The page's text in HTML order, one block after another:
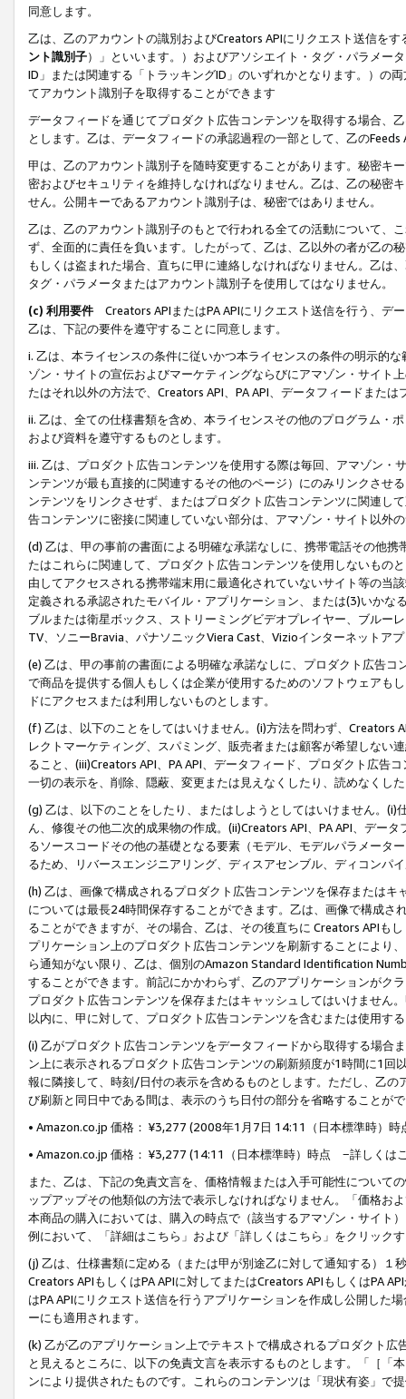
同意します。
乙は、乙のアカウントの識別およびCreators APIにリクエスト送信を
ント識別子）」といいます。）およびアソシエイト・タグ・パラメー
ID」または関連する「トラッキングID」のいずれかとなります。）の
てアカウント識別子を取得することができます
データフィードを通じてプロダクト広告コンテンツを取得する場合、
とします。乙は、データフィードの承認過程の一部として、乙の
甲は、乙のアカウント識別子を随時変更することがあります。秘密キ
密およびセキュリティを維持しなければなりません。乙は、乙の秘密
せん。公開キーであるアカウント識別子は、秘密ではありません。
乙は、乙のアカウント識別子のもとで行われる全ての活動について、
ず、全面的に責任を負います。したがって、乙は、乙以外の者が乙の
もしくは盗まれた場合、直ちに甲に連絡しなければなりません。乙は
タグ・パラメータまたはアカウント識別子を使用してはなりません。
(c) 利用要件 Creators APIまたはPA APIにリクエスト送信を行う、デ
乙は、下記の要件を遵守することに同意します。
i. 乙は、本ライセンスの条件に従いかつ本ライセンスの条件の明示的
ゾン・サイトの宣伝およびマーケティングならびにアマゾン・サイト
たはそれ以外の方法で、Creators API、PA API、データフィードまた
ii. 乙は、全ての仕様書類を含め、本ライセンスその他のプログラム・
および資料を遵守するものとします。
iii. 乙は、プロダクト広告コンテンツを使用する際は毎回、アマゾン
ンテンツが最も直接的に関連するその他のページ）にのみリンクさせ
ンテンツをリンクさせず、またはプロダクト広告コンテンツに関連し
告コンテンツに密接に関連していない部分は、アマゾン・サイト以外
(d) 乙は、甲の事前の書面による明確な承諾なしに、携帯電話その他
たはこれらに関連して、プロダクト広告コンテンツを使用しないもの
由してアクセスされる携帯端末用に最適化されていないサイト等の当
定義される承認されたモバイル・アプリケーション、または(3)いか
ブルまたは衛星ボックス、ストリーミングビデオプレイヤー、ブルー
TV、ソニーBravia、パナソニックViera Cast、Vizioインターネットア
(e) 乙は、甲の事前の書面による明確な承諾なしに、プロダクト広告
で商品を提供する個人もしくは企業が使用するためのソフトウェアも
ドにアクセスまたは利用しないものとします。
(f) 乙は、以下のことをしてはいけません。(i)方法を問わず、Creators
レクトマーケティング、スパミング、販売者または顧客が希望しない
ること、(iii)Creators API、PA API、データフィード、プロダクト広告
一切の表示を、削除、隠蔽、変更または見えなくしたり、読めなくし
(g) 乙は、以下のことをしたり、またはしようとしてはいけません。
ん、修復その他二次的成果物の作成。(ii)Creators API、PA API、デー
るソースコードその他の基礎となる要素（モデル、モデルパラメータ
るため、リバースエンジニアリング、ディスアセンブル、ディコンパ
(h) 乙は、画像で構成されるプロダクト広告コンテンツを保存または
については最長24時間保存することができます。乙は、画像で構成
ることができますが、その場合、乙は、その後直ちに Creators APIも
プリケーション上のプロダクト広告コンテンツを刷新することにより
ら通知がない限り、乙は、個別のAmazon Standard Identification
することができます。前記にかかわらず、乙のアプリケーションがク
プロダクト広告コンテンツを保存またはキャッシュしてはいけません
以内に、甲に対して、プロダクト広告コンテンツを含むまたは使用す
(i) 乙がプロダクト広告コンテンツをデータフィードから取得する場合
ン上に表示されるプロダクト広告コンテンツの刷新頻度が1時間に1
報に隣接して、時刻/日付の表示を含めるものとします。ただし、乙
び刷新と同日中である間は、表示のうち日付の部分を省略することが
• Amazon.co.jp 価格： ¥3,277 (2008年1月7日 14:11（日本標準時）
• Amazon.co.jp 価格： ¥3,277 (14:11（日本標準時）時点 −詳しくは
また、乙は、下記の免責文言を、価格情報または入手可能性について
ップアップその他類似の方法で表示しなければなりません。「価格
本商品の購入においては、購入の時点で（該当するアマゾン・サイト
例において、「詳細はこちら」および「詳しくはこちら」をクリック
(j) 乙は、仕様書類に定める（または甲が別途乙に対して通知する）
Creators APIもしくはPA APIに対してまたはCreators APIもしくはPA
はPA APIにリクエスト送信を行うアプリケーションを作成し公開した
ーにも適用されます。
(k) 乙が乙のアプリケーション上でテキストで構成されるプロダクト
と見えるところに、以下の免責文言を表示するものとします。「［「
ンにより提供されたものです。これらのコンテンツは「現状有姿」で